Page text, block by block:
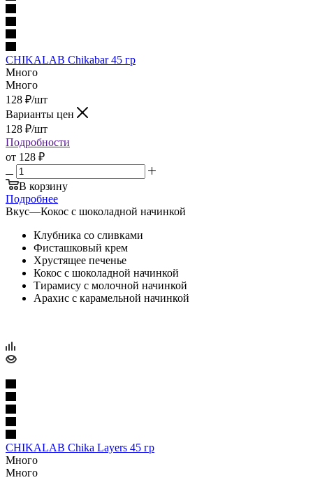
CHIKALAB Chikabar 45 гр
Много
Много
128 ₽/шт
Варианты цен
128 ₽/шт
Подробности
от 128 ₽
В корзину
Подробнее
Вкус—Кокос с шоколадной начинкой
Клубника со сливками
Фисташковый крем
Хрустящее печенье
Кокос с шоколадной начинкой
Тирамису с молочной начинкой
Арахис с карамельной начинкой
CHIKALAB Chika Layers 45 гр
Много
Много